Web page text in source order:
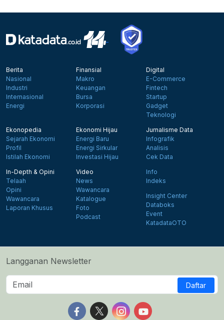
Berita
Nasional
Industri
Internasional
Energi
Finansial
Makro
Keuangan
Bursa
Korporasi
Digital
E-Commerce
Fintech
Startup
Gadget
Teknologi
Ekonopedia
Sejarah Ekonomi
Profil
Istilah Ekonomi
Ekonomi Hijau
Energi Baru
Energi Sirkular
Investasi Hijau
Jurnalisme Data
Infografik
Analisis
Cek Data
In-Depth & Opini
Telaah
Opini
Wawancara
Laporan Khusus
Video
News
Wawancara
Katalogue
Foto
Podcast
Info
Indeks
Insight Center
Databoks
Event
KatadataOTO
Langganan Newsletter
Daftar
Follow us on Facebook
Follow us on X
Follow us on Instagram
Follow us on